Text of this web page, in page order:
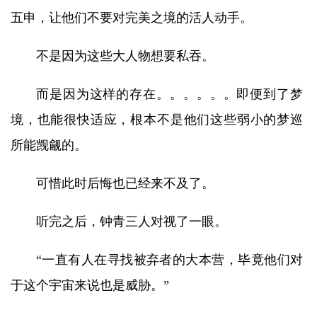
五申，让他们不要对完美之境的活人动手。
不是因为这些大人物想要私吞。
而是因为这样的存在。。。。。。即便到了梦
境，也能很快适应，根本不是他们这些弱小的梦巡
所能觊觎的。
可惜此时后悔也已经来不及了。
听完之后，钟青三人对视了一眼。
“一直有人在寻找被弃者的大本营，毕竟他们对
于这个宇宙来说也是威胁。”